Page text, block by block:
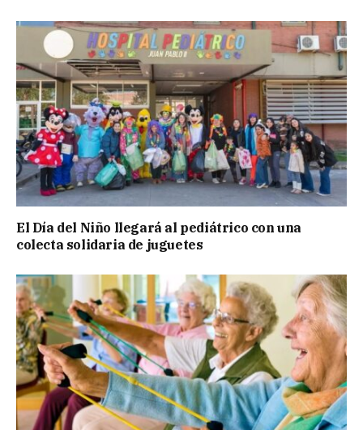
El Día del Niño llegará al pediátrico con una
colecta solidaria de juguetes